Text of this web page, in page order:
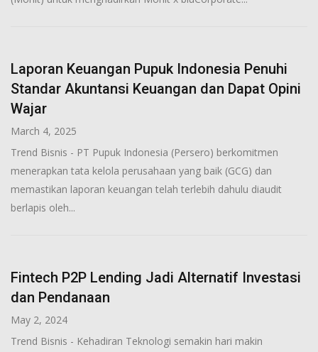
Laporan Keuangan Pupuk Indonesia Penuhi
Standar Akuntansi Keuangan dan Dapat Opini
Wajar
March 4, 2025
Trend Bisnis - PT Pupuk Indonesia (Persero) berkomitmen
menerapkan tata kelola perusahaan yang baik (GCG) dan
memastikan laporan keuangan telah terlebih dahulu diaudit
berlapis oleh...
Fintech P2P Lending Jadi Alternatif Investasi
dan Pendanaan
May 2, 2024
Trend Bisnis - Kehadiran Teknologi semakin hari makin